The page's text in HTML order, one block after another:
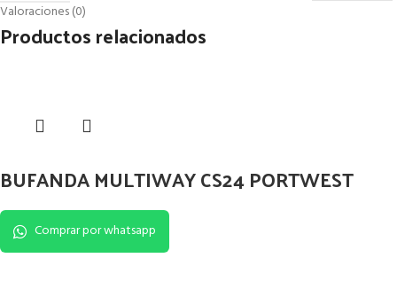
Valoraciones (0)
Productos relacionados
BUFANDA MULTIWAY CS24 PORTWEST
Comprar por whatsapp